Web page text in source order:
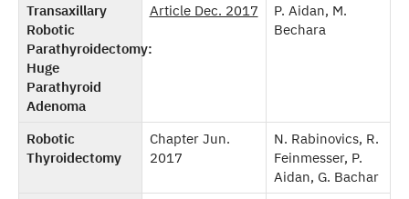
Transaxillary
Robotic
Parathyroidectomy:
Huge
Parathyroid
Adenoma
Article Dec. 2017
P. Aidan, M.
Bechara
Robotic
Thyroidectomy
Chapter Jun.
2017
N. Rabinovics, R.
Feinmesser, P.
Aidan, G. Bachar